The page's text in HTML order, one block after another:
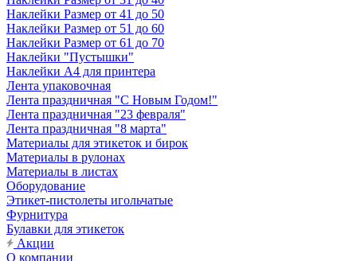
Наклейки Размер от 41 до 50
Наклейки Размер от 51 до 60
Наклейки Размер от 61 до 70
Наклейки "Пустышки"
Наклейки А4 для принтера
Лента упаковочная
Лента праздничная "С Новым Годом!"
Лента праздничная "23 февраля"
Лента праздничная "8 марта"
Материалы для этикеток и бирок
Материалы в рулонах
Материалы в листах
Оборудование
Этикет-пистолеты игольчатые
Фурнитура
Булавки для этикеток
Акции
О компании